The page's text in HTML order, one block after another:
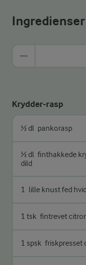
Ingredienser
Krydder-rasp
½ dl pankorasp
½ dl finthakkede
dild
1 lille knust fed
1 tsk fintrevet
1 spsk friskpresset